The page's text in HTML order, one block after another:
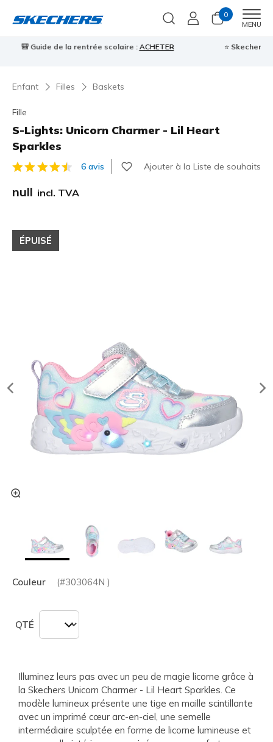
0
MENU
Skechers VIP : retours sous 45 jours pour les membres S'inscrire⭐
Enfant Filles Baskets
Fille
S-Lights: Unicorn Charmer - Lil Heart
Sparkles
Évaluation client 4,3 sur 5
6 avis Ajouter à la Liste de souhaits
null incl. TVA
ÉPUISÉ
Couleur (#303064N )
QTÉ
Illuminez leurs pas avec un peu de magie licorne grâce à
la Skechers Unicorn Charmer - Lil Heart Sparkles. Ce
modèle lumineux présente une tige en maille scintillante
avec un imprimé cœur arc-en-ciel, une semelle
intermédiaire sculptée en forme de licorne lumineuse et